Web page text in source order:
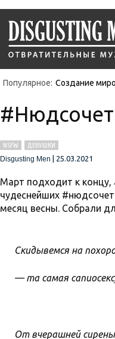
Популярное: Создание
NSFW
ДЕВУШКИ
Disgusting Men
25.03.2021
Март подходит к концу,
чудеснейших
месяц весны. Собрали
Скидывемся на
— та самая
От вчерашней